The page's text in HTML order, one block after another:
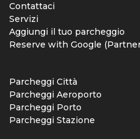
Contattaci
Servizi
Aggiungi il tuo parcheggio
Reserve with Google
Parcheggi Città
Parcheggi Aeroporto
Parcheggi Porto
Parcheggi Stazione